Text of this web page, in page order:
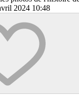
2024 10:48